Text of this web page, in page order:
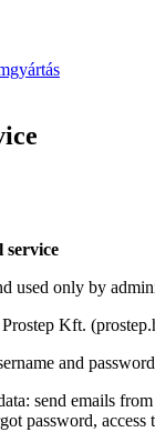
service
used only by
Kft.
and
send emails
password, access